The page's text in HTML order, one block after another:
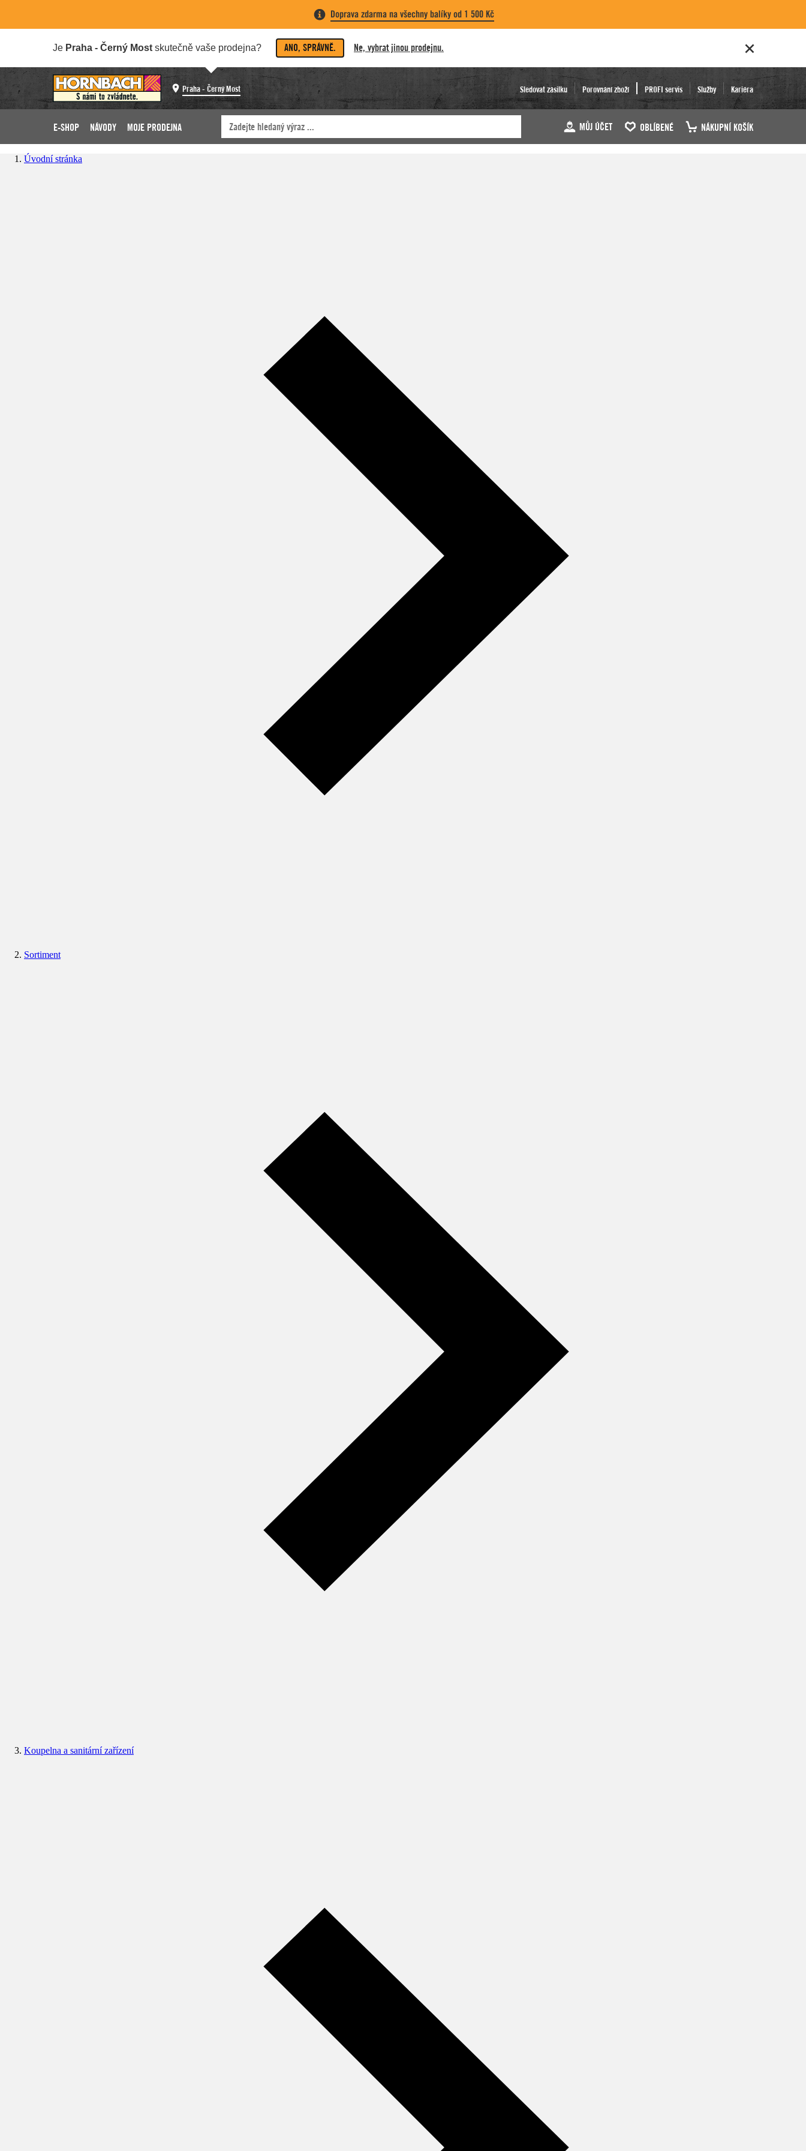
Doprava zdarma na všechny balíky od 1 500 Kč
Je Praha - Černý Most skutečně vaše prodejna? ANO, SPRÁVNĚ. Ne, vybrat jinou prodejnu.
Praha - Černý Most Sledovat zásilku Porovnání zboží PROFI servis Služby Kariéra
E-SHOP NÁVODY MOJE PRODEJNA MŮJ ÚČET OBLÍBENÉ NÁKUPNÍ KOŠÍK
Úvodní stránka
Sortiment
Koupelna a sanitární zařízení